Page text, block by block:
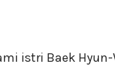
istri Baek Hyun-